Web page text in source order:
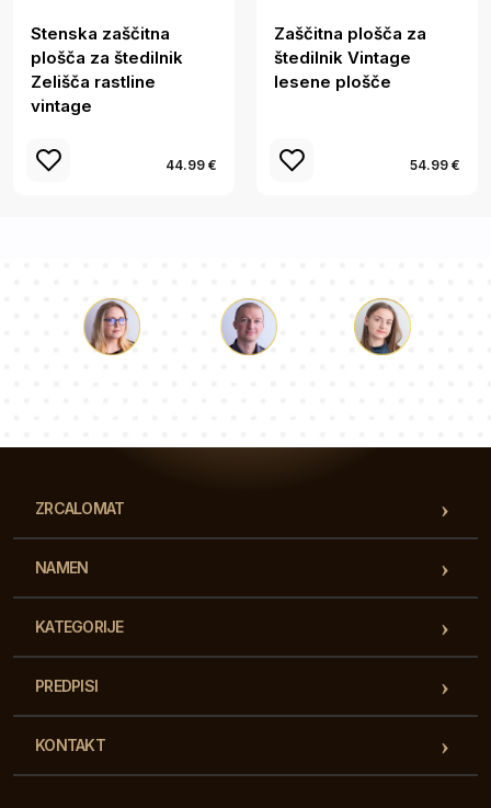
Stenska zaščitna
plošča za štedilnik
Zelišča rastline
vintage
44.99 €
Zaščitna plošča za
štedilnik Vintage
lesene plošče
54.99 €
ZRCALOMAT
NAMEN
KATEGORIJE
PREDPISI
KONTAKT